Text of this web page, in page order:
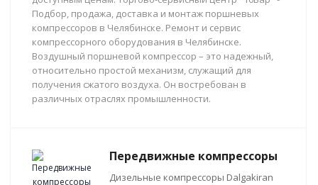
Подбор, продажа, доставка и монтаж поршневых
компрессоров в Челябинске. Ремонт и сервис
компрессорного оборудования в Челябинске.
Воздушный поршневой компрессор – это надежный,
относительно простой механизм, служащий для
получения сжатого воздуха. Он востребован в
различных отраслях промышленности.
Передвижные компрессоры
Дизельные компрессоры Dalgakiran